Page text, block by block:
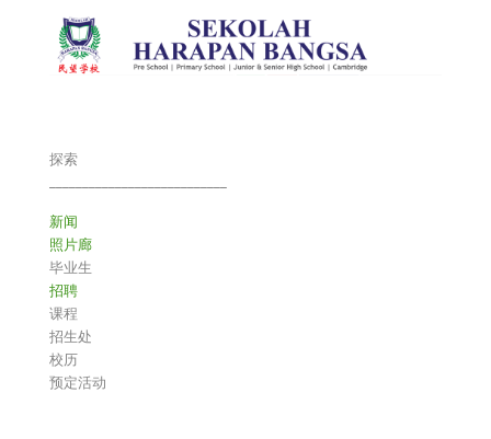
探索
新闻
照片廊
毕业生
招聘
课程
招生处
校历
预定活动